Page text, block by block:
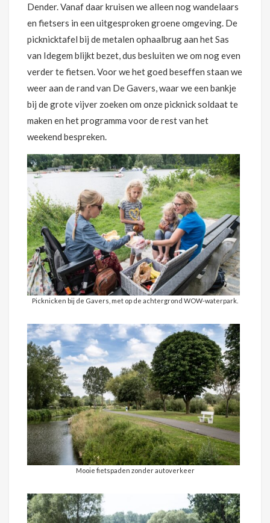
Dender. Vanaf daar kruisen we alleen nog wandelaars
en fietsers in een uitgesproken groene omgeving. De
picknicktafel bij de metalen ophaalbrug aan het Sas
van Idegem blijkt bezet, dus besluiten we om nog even
verder te fietsen. Voor we het goed beseffen staan we
weer aan de rand van De Gavers, waar we een bankje
bij de grote vijver zoeken om onze picknick soldaat te
maken en het programma voor de rest van het
weekend bespreken.
Picknicken bij de Gavers, met op de achtergrond WOW-waterpark.
Mooie fietspaden zonder autoverkeer